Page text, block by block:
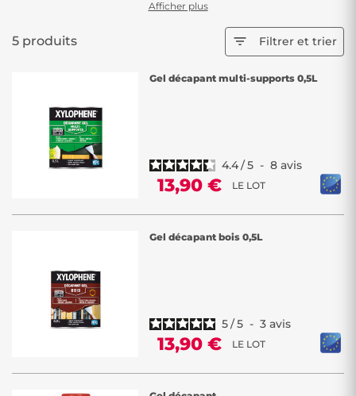
chez Décor Discount. Notre gamme de décapants
plusieurs couches de peinture, lasures, vernis ou vitrificateurs sur une
multitude de supports. L'application de notre
Essayez-les et adoptez-les pour leur efficacité inégalée ! Tout cela à un
petit prix que seul Décor Discount peut vous offrir. Transformez vos
projets de décapage en une expérience aisée et économique avec
notre gamme de décapants de qualité supérieure.
Afficher plus
5 produits  Filtrer et trier
Gel décapant multi-supports 0,5L
4.4/5 - 8 avis
13,90 € LE LOT
Gel décapant bois 0,5L
5/5 - 3 avis
13,90 € LE LOT